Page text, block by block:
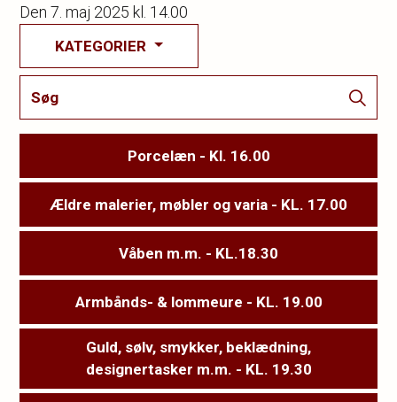
Den7. maj 2025 kl. 14.00
KATEGORIER
Porcelæn - Kl. 16.00
Ældre malerier, møbler og varia - KL. 17.00
Våben m.m. - KL.18.30
Armbånds- & lommeure - KL. 19.00
Guld, sølv, smykker, beklædning,
designertasker m.m. - KL. 19.30